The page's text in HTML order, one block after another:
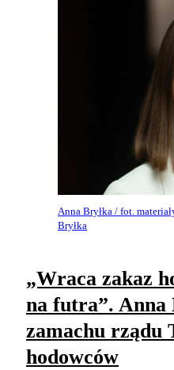
Anna Bryłka / fot.
Bryłka
„Wraca zakaz
na futra”. Anna
zamachu rządu
hodowców